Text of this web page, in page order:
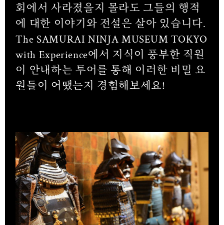
회에서 사라졌을지 몰라도 그들의 행적
에 대한 이야기와 전설은 살아 있습니다.
The SAMURAI NINJA MUSEUM TOKYO
with Experience에서 지식이 풍부한 직원
이 안내하는 투어를 통해 이러한 비밀 요
원들이 어땠는지 경험해보세요!